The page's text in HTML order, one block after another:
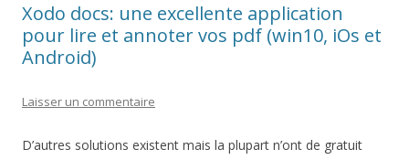
Xodo docs: une excellente application
pour lire et annoter vos pdf (win10, iOs et
Android)
Laisser un commentaire
D’autres solutions existent mais la plupart n’ont de gratuit